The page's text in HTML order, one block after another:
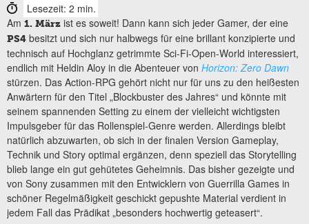
Lesezeit: 2 min.
Am 1. März ist es soweit! Dann kann sich jeder Gamer, der eine
PS4 besitzt und sich nur halbwegs für eine brillant konzipierte und
technisch auf Hochglanz getrimmte Sci-Fi-Open-World interessiert,
endlich mit Heldin Aloy in die Abenteuer von Horizon: Zero Dawn
stürzen. Das Action-RPG gehört nicht nur für uns zu den heißesten
Anwärtern für den Titel „Blockbuster des Jahres“ und könnte mit
seinem spannenden Setting zu einem der vielleicht wichtigsten
Impulsgeber für das Rollenspiel-Genre werden. Allerdings bleibt
natürlich abzuwarten, ob sich in der finalen Version Gameplay,
Technik und Story optimal ergänzen, denn speziell das Storytelling
blieb lange ein gut gehütetes Geheimnis. Das bisher gezeigte und
von Sony zusammen mit den Entwicklern von Guerrilla Games in
schöner Regelmäßigkeit geschickt gepushte Material verdient in
jedem Fall das Prädikat „besonders hochwertig geteasert“.